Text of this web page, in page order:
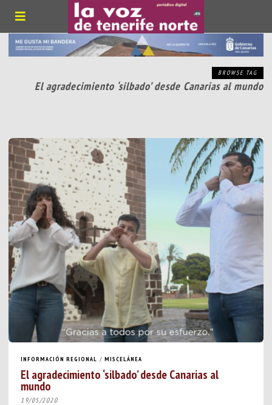
BROWSE TAG
El agradecimiento ‘silbado’ desde Canarias al mundo
INFORMACIÓN REGIONAL / MISCELÁNEA
El agradecimiento ‘silbado’ desde Canarias al
mundo
19/05/2020